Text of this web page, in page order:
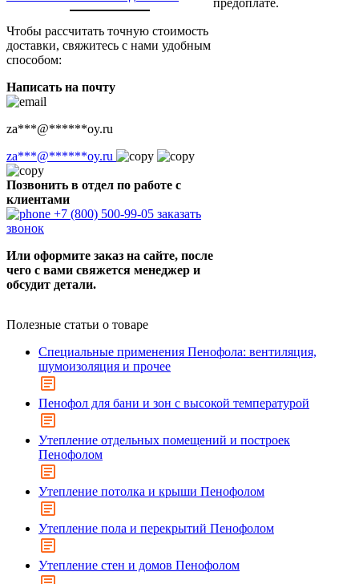
Чтобы рассчитать точную стоимость
доставки, свяжитесь с нами удобным
способом:
Написать на почту
za***@******oy.ru
za***@******oy.ru
Позвонить в отдел по работе с
клиентами
+7 (800) 500-99-05 заказать
звонок
Или оформите заказ на сайте, после
чего с вами свяжется менеджер и
обсудит детали.
Полезные статьи о товаре
Специальные применения Пенофола: вентиляция,
шумоизоляция и прочее
Пенофол для бани и зон с высокой температурой
Утепление отдельных помещений и построек
Пенофолом
Утепление потолка и крыши Пенофолом
Утепление пола и перекрытий Пенофолом
Утепление стен и домов Пенофолом